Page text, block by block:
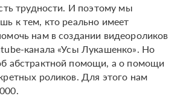
трудности. И поэтому мы
к тем, кто реально имеет
нам в создании видеороликов
канала «Усы Лукашенко». Но
абстрактной помощи, а о помощи
роликов. Для этого нам